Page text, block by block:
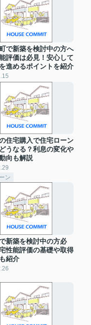
で新築を検討中の方へ
評価は必見！安心して
進めるポイントを紹介
住宅購入で住宅ローン
うなる？利息の変化や
向も解説
ン
新築を検討中の方必
性能評価の基礎や取得
紹介